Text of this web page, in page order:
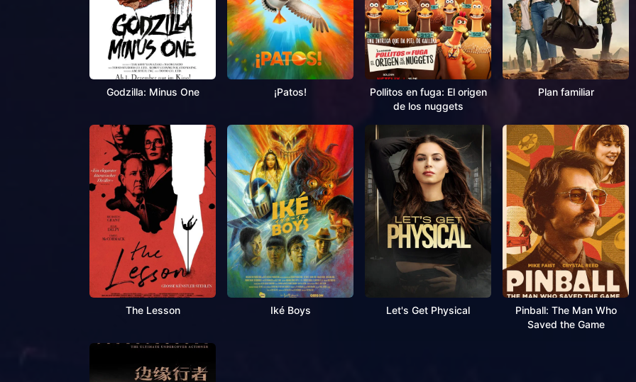
Godzilla: Minus One ¡Patos!
Pollitos en fuga: El origen
de los nuggets
Plan familiar
The Lesson Iké Boys Let's Get Physical
Pinball: The Man Who
Saved the Game